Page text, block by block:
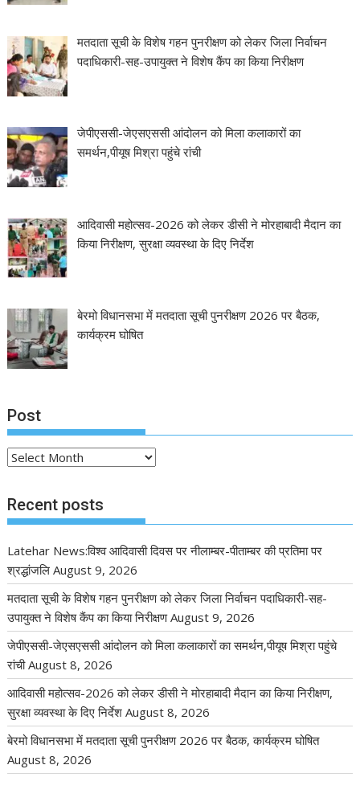
मतदाता सूची के विशेष गहन पुनरीक्षण को लेकर जिला निर्वाचन
पदाधिकारी-सह-उपायुक्त ने विशेष कैंप का किया निरीक्षण
जेपीएससी-जेएसएससी आंदोलन को मिला कलाकारों का
समर्थन,पीयूष मिश्रा पहुंचे रांची
आदिवासी महोत्सव-2026 को लेकर डीसी ने मोरहाबादी मैदान का
किया निरीक्षण, सुरक्षा व्यवस्था के दिए निर्देश
बेरमो विधानसभा में मतदाता सूची पुनरीक्षण 2026 पर बैठक,
कार्यक्रम घोषित
Post
Post
Recent posts
Latehar News:विश्व आदिवासी दिवस पर नीलाम्बर-पीताम्बर की प्रतिमा पर
श्रद्धांजलि August 9, 2026
मतदाता सूची के विशेष गहन पुनरीक्षण को लेकर जिला निर्वाचन पदाधिकारी-सह-
उपायुक्त ने विशेष कैंप का किया निरीक्षण August 9, 2026
जेपीएससी-जेएसएससी आंदोलन को मिला कलाकारों का समर्थन,पीयूष मिश्रा पहुंचे
रांची August 8, 2026
आदिवासी महोत्सव-2026 को लेकर डीसी ने मोरहाबादी मैदान का किया निरीक्षण,
सुरक्षा व्यवस्था के दिए निर्देश August 8, 2026
बेरमो विधानसभा में मतदाता सूची पुनरीक्षण 2026 पर बैठक, कार्यक्रम घोषित
August 8, 2026